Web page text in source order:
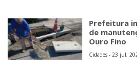
Prefeitura
de
Ouro Fino
Cidades - 23 jul,